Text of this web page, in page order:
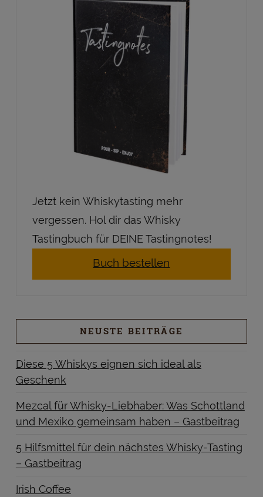
Jetzt kein Whiskytasting mehr
vergessen. Hol dir das Whisky
Tastingbuch für DEINE Tastingnotes!
Buch bestellen
NEUSTE BEITRÄGE
Diese 5 Whiskys eignen sich ideal als
Geschenk
Mezcal für Whisky-Liebhaber: Was Schottland
und Mexiko gemeinsam haben – Gastbeitrag
5 Hilfsmittel für dein nächstes Whisky-Tasting
– Gastbeitrag
Irish Coffee